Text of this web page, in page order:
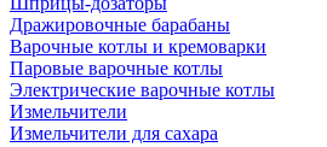
Дражировочные барабаны
Варочные котлы и кремоварки
Паровые варочные котлы
Электрические варочные котлы
Измельчители
Измельчители для сахара